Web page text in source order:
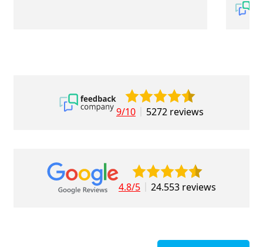
9/10 5272 reviews
4.8/5 24.553 reviews